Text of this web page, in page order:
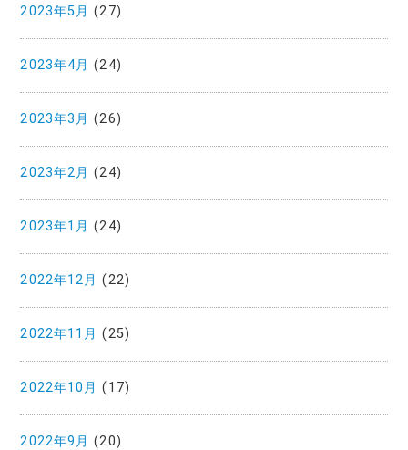
2023年5月 (27)
2023年4月 (24)
2023年3月 (26)
2023年2月 (24)
2023年1月 (24)
2022年12月 (22)
2022年11月 (25)
2022年10月 (17)
2022年9月 (20)